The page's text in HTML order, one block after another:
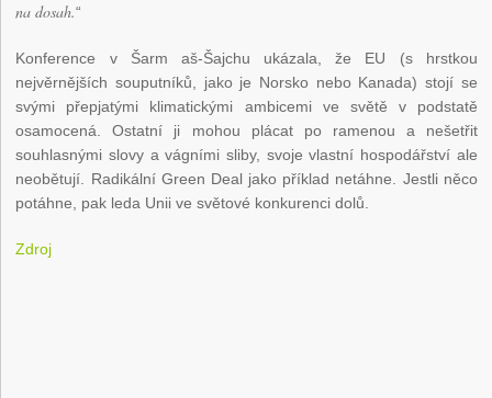
na dosah.“
Konference v Šarm aš-Šajchu ukázala, že EU (s hrstkou
nejvěrnějších souputníků, jako je Norsko nebo Kanada) stojí se
svými přepjatými klimatickými ambicemi ve světě v podstatě
osamocená. Ostatní ji mohou plácat po ramenou a nešetřit
souhlasnými slovy a vágními sliby, svoje vlastní hospodářství ale
neobětují. Radikální Green Deal jako příklad netáhne. Jestli něco
potáhne, pak leda Unii ve světové konkurenci dolů.
Zdroj